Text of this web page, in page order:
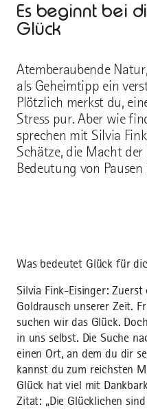
Es beginnt bei
Glück
Atemberaubende
als Geheimtipp ein
Plötzlich merkst du,
Stress pur. Aber wie
sprechen mit Silvia
Schätze, die Macht
Bedeutung von
Was bedeutet Glück für
Silvia Fink-Eisinger:
Goldrausch unserer Zeit.
suchen wir das Glück.
in uns selbst. Die Suche
einen Ort, an dem du dir
kannst du zum reichsten
Glück hat viel mit
Zitat: „Die Glücklichen